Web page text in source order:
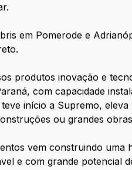
em Pomerode e
produtos inovação e
com capacidade
início a Supremo,
ou grandes
vem construindo
e com grande potencial